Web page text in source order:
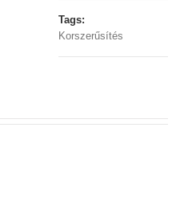
Tags:
Korszerűsítés